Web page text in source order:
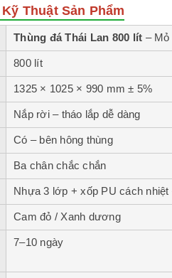
Thuật Sản Phẩm
Thùng đá Thái Lan 800 lít – Mỏ
800 lít
1325 × 1025 × 990 mm ± 5%
Nắp rời – tháo lắp dễ dàng
Có – bên hông thùng
Ba chân chắc chắn
Nhựa 3 lớp + xốp PU cách nhiệt
Cam đỏ / Xanh dương
7–10 ngày